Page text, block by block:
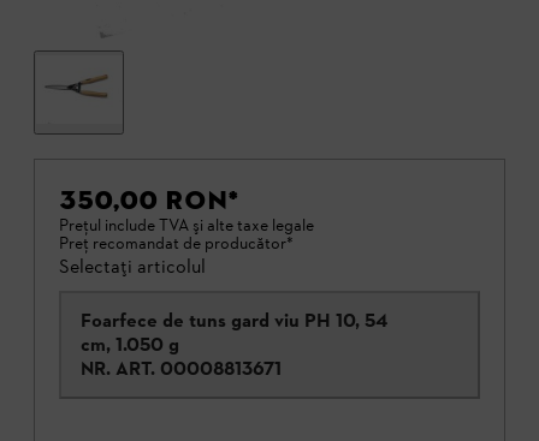
350,00 RON*
Preţul include TVA şi alte taxe legale
Preţ recomandat de producător*
Selectați articolul
Foarfece de tuns gard viu PH 10, 54
cm, 1.050 g
NR. ART. 00008813671